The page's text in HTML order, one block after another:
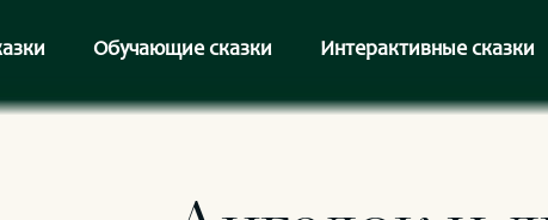
Обучающие сказки Интерактивные сказки